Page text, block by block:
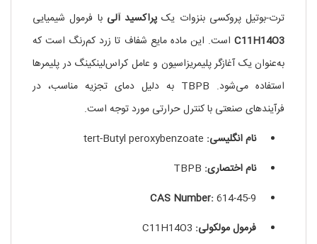
ترت-بوتیل پروکسی بنزوات یک پراکسید آلی با فرمول شیمیایی
C11H14O3 است. این ماده مایع شفاف تا زرد کم‌رنگ است که
به‌عنوان یک آغازگر پلیمریزاسیون و عامل کراس‌لینکینگ در پلیمرها
استفاده می‌شود. TBPB به دلیل دمای تجزیه مناسب، در
فرآیندهای صنعتی با کنترل حرارتی مورد توجه است.
نام انگلیسی:
نام اختصاری:
CAS Number: 614-45-9
فرمول مولکولی: